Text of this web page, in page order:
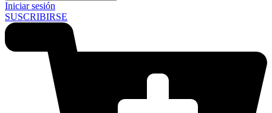
Iniciar sesión
SUSCRIBIRSE